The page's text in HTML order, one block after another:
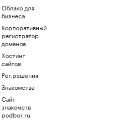
Облако для
бизнеса
Корпоративный
регистратор
доменов
Хостинг
сайтов
Рег.решения
Знакомства
Сайт
знакомств
podbor.ru